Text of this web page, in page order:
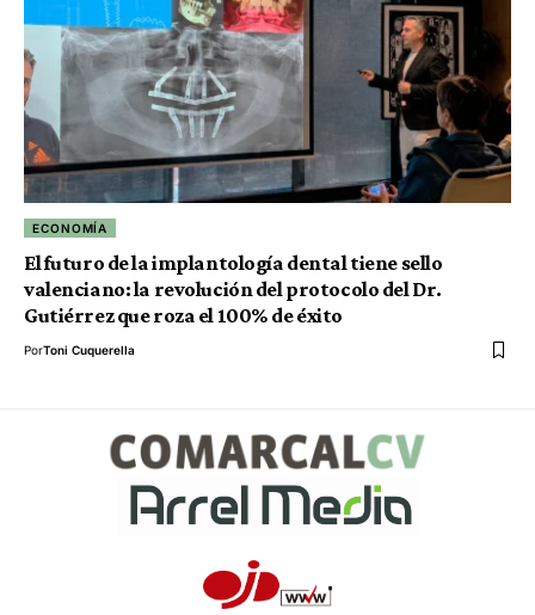
ECONOMÍA
El futuro de la implantología dental tiene sello
valenciano: la revolución del protocolo del Dr.
Gutiérrez que roza el 100% de éxito
PorToni Cuquerella